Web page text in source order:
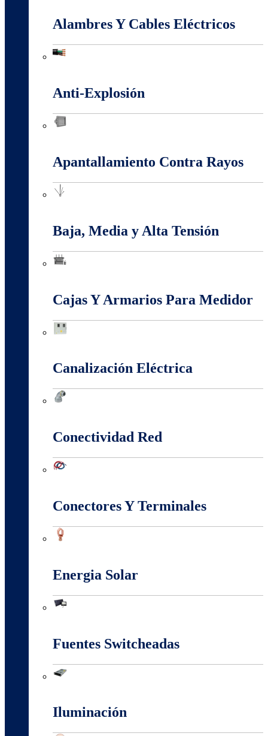
Alambres Y Cables Eléctricos
Anti-Explosión
Apantallamiento Contra Rayos
Baja, Media y Alta Tensión
Cajas Y Armarios Para Medidor
Canalización Eléctrica
Conectividad Red
Conectores Y Terminales
Energia Solar
Fuentes Switcheadas
Iluminación